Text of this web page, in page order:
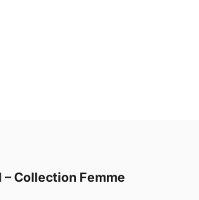
– Collection Femme